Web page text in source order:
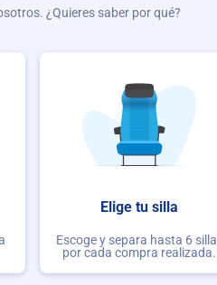
¿Quieres saber por qué?
Elige tu silla
Escoge y separa hasta 6
por cada compra realizada.